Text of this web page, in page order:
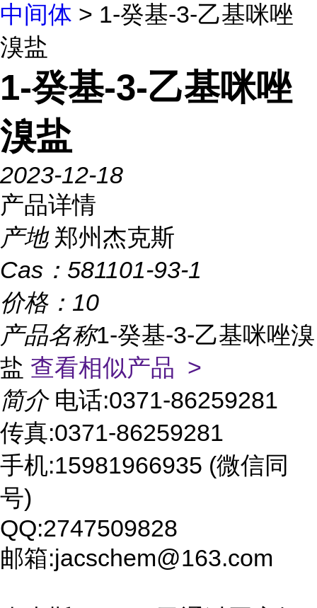
中间体 > 1-癸基-3-乙基咪唑
溴盐
1-癸基-3-乙基咪唑
溴盐
2023-12-18
产品详情
产地 郑州杰克斯
Cas： 581101-93-1
价格： 10
产品名称1-癸基-3-乙基咪唑溴
盐 查看相似产品 >
简介 电话:0371-86259281
传真:0371-86259281
手机:15981966935 (微信同
号)
QQ:2747509828
邮箱:jacschem@163.com